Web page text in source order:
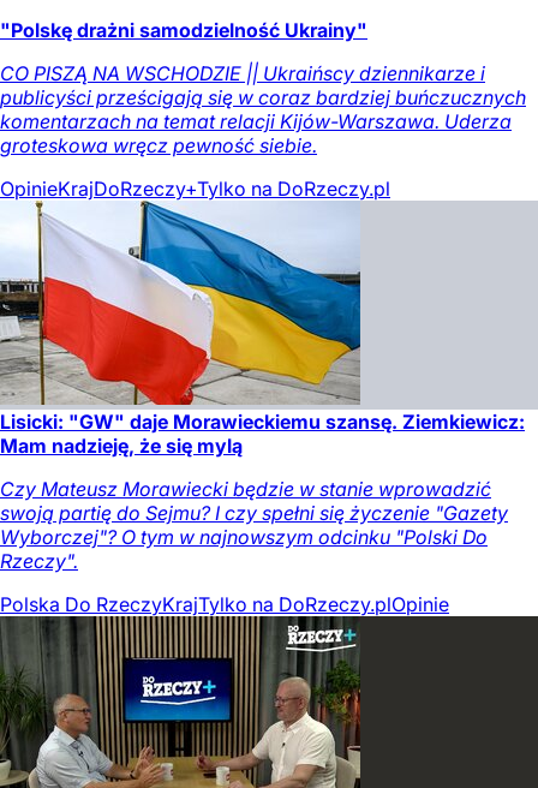
"Polskę drażni samodzielność Ukrainy"
CO PISZĄ NA WSCHODZIE || Ukraińscy dziennikarze i
publicyści prześcigają się w coraz bardziej buńczucznych
komentarzach na temat relacji Kijów-Warszawa. Uderza
groteskowa wręcz pewność siebie.
OpinieKrajDoRzeczy+Tylko na DoRzeczy.pl
Lisicki: "GW" daje Morawieckiemu szansę. Ziemkiewicz:
Mam nadzieję, że się mylą
Czy Mateusz Morawiecki będzie w stanie wprowadzić
swoją partię do Sejmu? I czy spełni się życzenie "Gazety
Wyborczej"? O tym w najnowszym odcinku "Polski Do
Rzeczy".
Polska Do RzeczyKrajTylko na DoRzeczy.plOpinie